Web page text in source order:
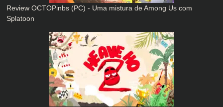
Review OCTOPinbs (PC) - Uma mistura de Among Us com
Splatoon